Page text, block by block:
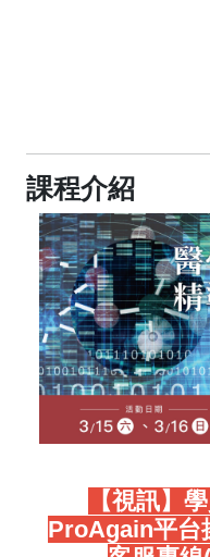
課程介紹
【視訊】
ProAgain平台